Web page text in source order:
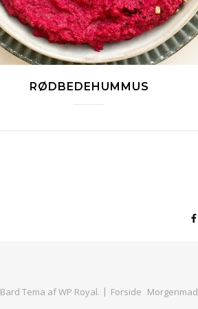
RØDBEDEHUMMUS
Bard Tema afWP Royal. Forside Morgenmad